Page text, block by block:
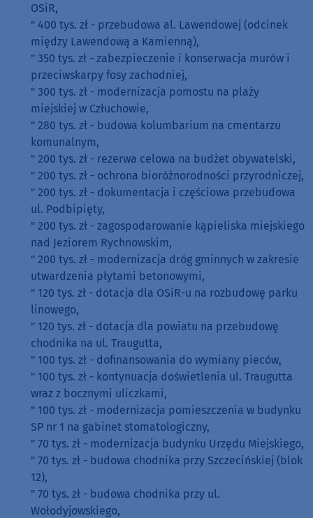
OSiR,
" 400 tys. zł - przebudowa al. Lawendowej (odcinek
między Lawendową a Kamienną),
" 350 tys. zł - zabezpieczenie i konserwacja murów i
przeciwskarpy fosy zachodniej,
" 300 tys. zł - modernizacja pomostu na plaży
miejskiej w Człuchowie,
" 280 tys. zł - budowa kolumbarium na cmentarzu
komunalnym,
" 200 tys. zł - rezerwa celowa na budżet obywatelski,
" 200 tys. zł - ochrona bioróżnorodności przyrodniczej,
" 200 tys. zł - dokumentacja i częściowa przebudowa
ul. Podbipięty,
" 200 tys. zł - zagospodarowanie kąpieliska miejskiego
nad Jeziorem Rychnowskim,
" 200 tys. zł - modernizacja dróg gminnych w zakresie
utwardzenia płytami betonowymi,
" 120 tys. zł - dotacja dla OSiR-u na rozbudowę parku
linowego,
" 120 tys. zł - dotacja dla powiatu na przebudowę
chodnika na ul. Traugutta,
" 100 tys. zł - dofinansowania do wymiany pieców,
" 100 tys. zł - kontynuacja doświetlenia ul. Traugutta
wraz z bocznymi uliczkami,
" 100 tys. zł - modernizacja pomieszczenia w budynku
SP nr 1 na gabinet stomatologiczny,
" 70 tys. zł - modernizacja budynku Urzędu Miejskiego,
" 70 tys. zł - budowa chodnika przy Szczecińskiej (blok
12),
" 70 tys. zł - budowa chodnika przy ul.
Wołodyjowskiego,